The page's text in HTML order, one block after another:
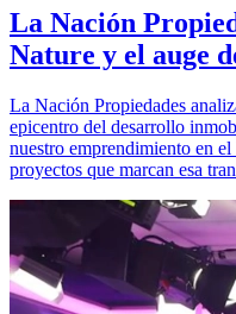
La Nación
Nature y el auge
La Nación Propiedades
epicentro del desarrollo
nuestro emprendimiento en
proyectos que marcan esa